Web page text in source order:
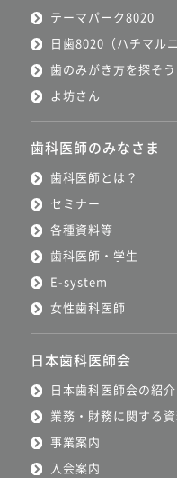
テーマパーク8020
日歯8020（ハチマル
歯のみがき方を探そう
よ坊さん
歯科医師のみなさま
歯科医師とは？
セミナー
各種資料等
歯科医師・学生
E-system
女性歯科医師
日本歯科医師会
日本歯科医師会の紹介
業務・財務に関する
事業案内
入会案内